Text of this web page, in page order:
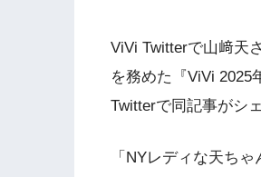
ViVi Twitterで山﨑天
を務めた『ViVi 2025
Twitterで同記事がシ
「NYレディな天ち